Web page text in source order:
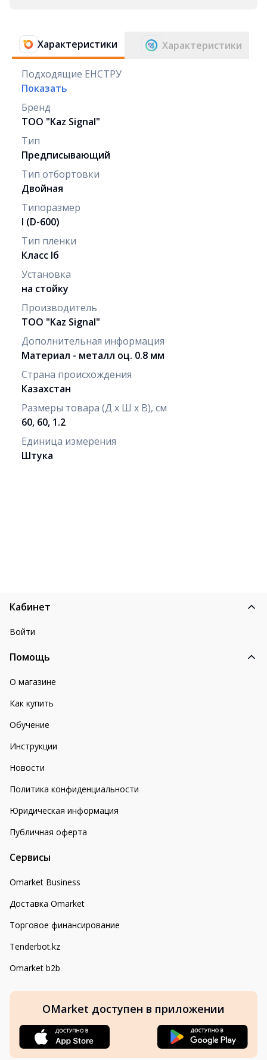
Характеристики Характеристики
Подходящие ЕНСТРУ
Показать
Бренд
ТОО "Kaz Signal"
Тип
Предписывающий
Тип отбортовки
Двойная
Типоразмер
I (D-600)
Тип пленки
Класс Iб
Установка
на стойку
Производитель
ТОО "Kaz Signal"
Дополнительная информация
Материал - металл оц. 0.8 мм
Страна происхождения
Казахстан
Размеры товара (Д х Ш х В), см
60, 60, 1.2
Единица измерения
Штука
Кабинет
Войти
Помощь
О магазине
Как купить
Обучение
Инструкции
Новости
Политика конфиденциальности
Юридическая информация
Публичная оферта
Сервисы
Omarket Business
Доставка Omarket
Торговое финансирование
Tenderbot.kz
Omarket b2b
OMarket доступен в приложении